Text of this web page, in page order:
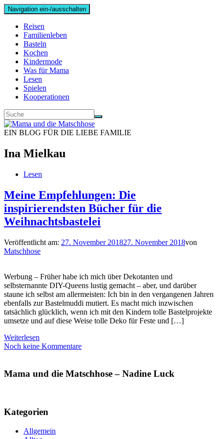
Navigation ein-/ausschalten
Reisen
Familienleben
Basteln
Kochen
Kindermode
Was für Mama
Lesen
Spielen
Kooperationen
EIN BLOG FÜR DIE LIEBE FAMILIE
Ina Mielkau
Lesen
Meine Empfehlungen: Die
inspirierendsten Bücher für die
Weihnachtsbastelei
Veröffentlicht am: 27. November 201827. November 2018von
Matschhose
Werbung – Früher habe ich mich über Dekotanten und
selbsternannte DIY-Queens lustig gemacht – aber, und darüber
staune ich selbst am allermeisten: Ich bin in den vergangenen Jahren
ebenfalls zur Bastelmuddi mutiert. Es macht mich inzwischen
tatsächlich glücklich, wenn ich mit den Kindern tolle Bastelprojekte
umsetze und auf diese Weise tolle Deko für Feste und […]
Weiterlesen
Noch keine Kommentare
Mama und die Matschhose – Nadine Luck
Kategorien
Allgemein